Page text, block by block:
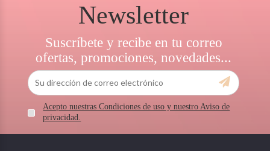
Newsletter
Suscríbete y recibe en tu correo
ofertas, promociones, novedades...
Acepto nuestras Condiciones de uso y nuestro Aviso de
privacidad.